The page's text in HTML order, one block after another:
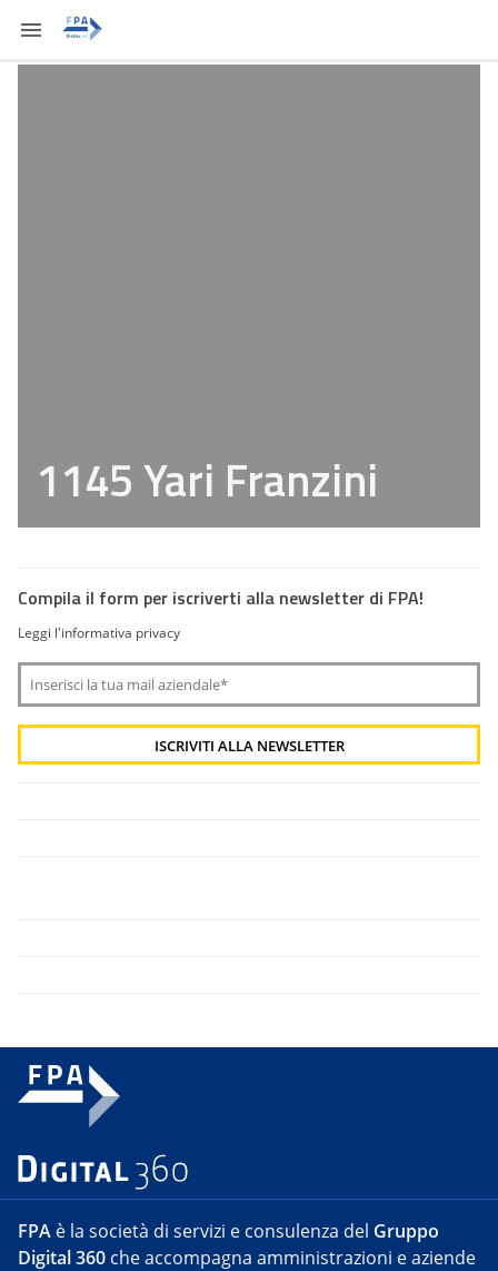
1145 Yari Franzini
Compila il form per iscriverti alla newsletter di FPA!
Leggi l'informativa privacy
FPA è la società di servizi e consulenza del Gruppo
Digital 360 che accompagna amministrazioni e aziende